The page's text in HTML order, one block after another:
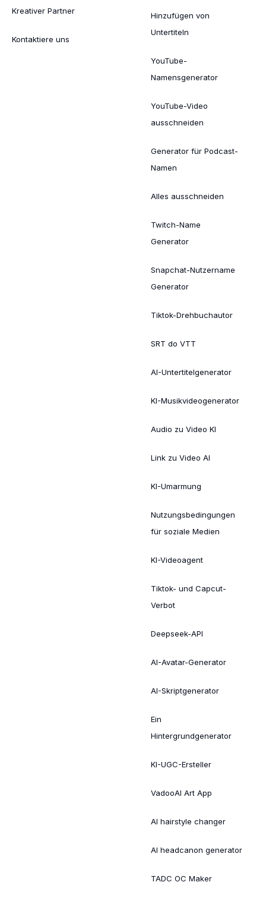
Kreativer Partner
Kontaktiere uns
Hinzufügen von
Untertiteln
YouTube-
Namensgenerator
YouTube-Video
ausschneiden
Generator für Podcast-
Namen
Alles ausschneiden
Twitch-Name
Generator
Snapchat-Nutzername
Generator
Tiktok-Drehbuchautor
SRT do VTT
AI-Untertitelgenerator
KI-Musikvideogenerator
Audio zu Video KI
Link zu Video AI
KI-Umarmung
Nutzungsbedingungen
für soziale Medien
KI-Videoagent
Tiktok- und Capcut-
Verbot
Deepseek-API
AI-Avatar-Generator
AI-Skriptgenerator
Ein
Hintergrundgenerator
KI-UGC-Ersteller
VadooAI Art App
AI hairstyle changer
AI headcanon generator
TADC OC Maker